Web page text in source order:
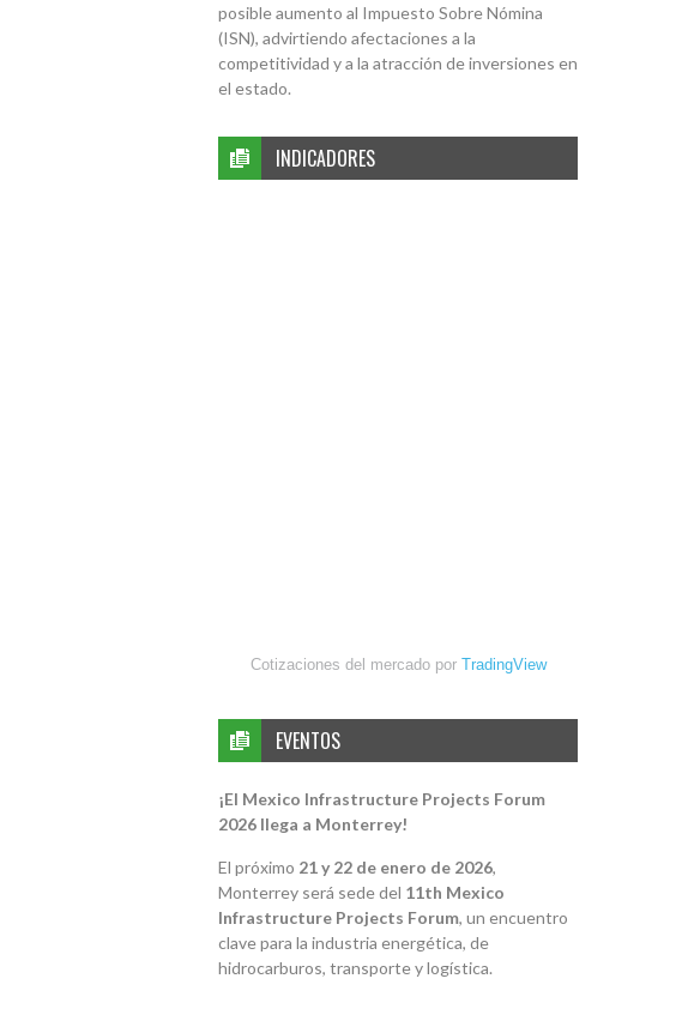
posible aumento al Impuesto Sobre Nómina
(ISN), advirtiendo afectaciones a la
competitividad y a la atracción de inversiones en
el estado.
INDICADORES
Cotizaciones del mercado por TradingView
EVENTOS
¡El Mexico Infrastructure Projects Forum
2026 llega a Monterrey!
El próximo 21 y 22 de enero de 2026,
Monterrey será sede del 11th Mexico
Infrastructure Projects Forum, un encuentro
clave para la industria energética, de
hidrocarburos, transporte y logística.